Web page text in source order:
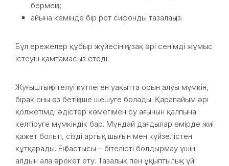
бермеңіз;
айына кемінде бір рет сифонды тазалаңыз.
Бұл ережелер құбыр жүйесінің ұзақ әрі сенімді жұмыс
істеуін қамтамасыз етеді.
Жуғыштың бітелуі күтпеген уақытта орын алуы мүмкін,
бірақ оны өз бетіңізше шешуге болады. Қарапайым әрі
қолжетімді әдістер көмегімен су ағынын қалпына
келтіруге мүмкіндік бар. Мұндай дағдылар өмірде жиі
қажет болып, сізді артық шығын мен күйзелістен
құтқарады. Ең бастысы – бітелісті болдырмау үшін
алдын ала әрекет ету. Тазалық пен ұқыптылық үй